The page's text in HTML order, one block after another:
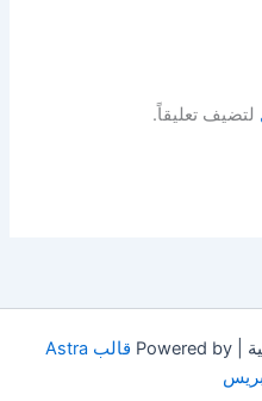
لتضيف تعليقاً.
قالب Astra